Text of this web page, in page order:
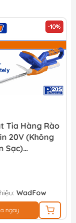
-10%
Tỉa Hàng Rào
20V (không
Sạc)
WadFow
ngay